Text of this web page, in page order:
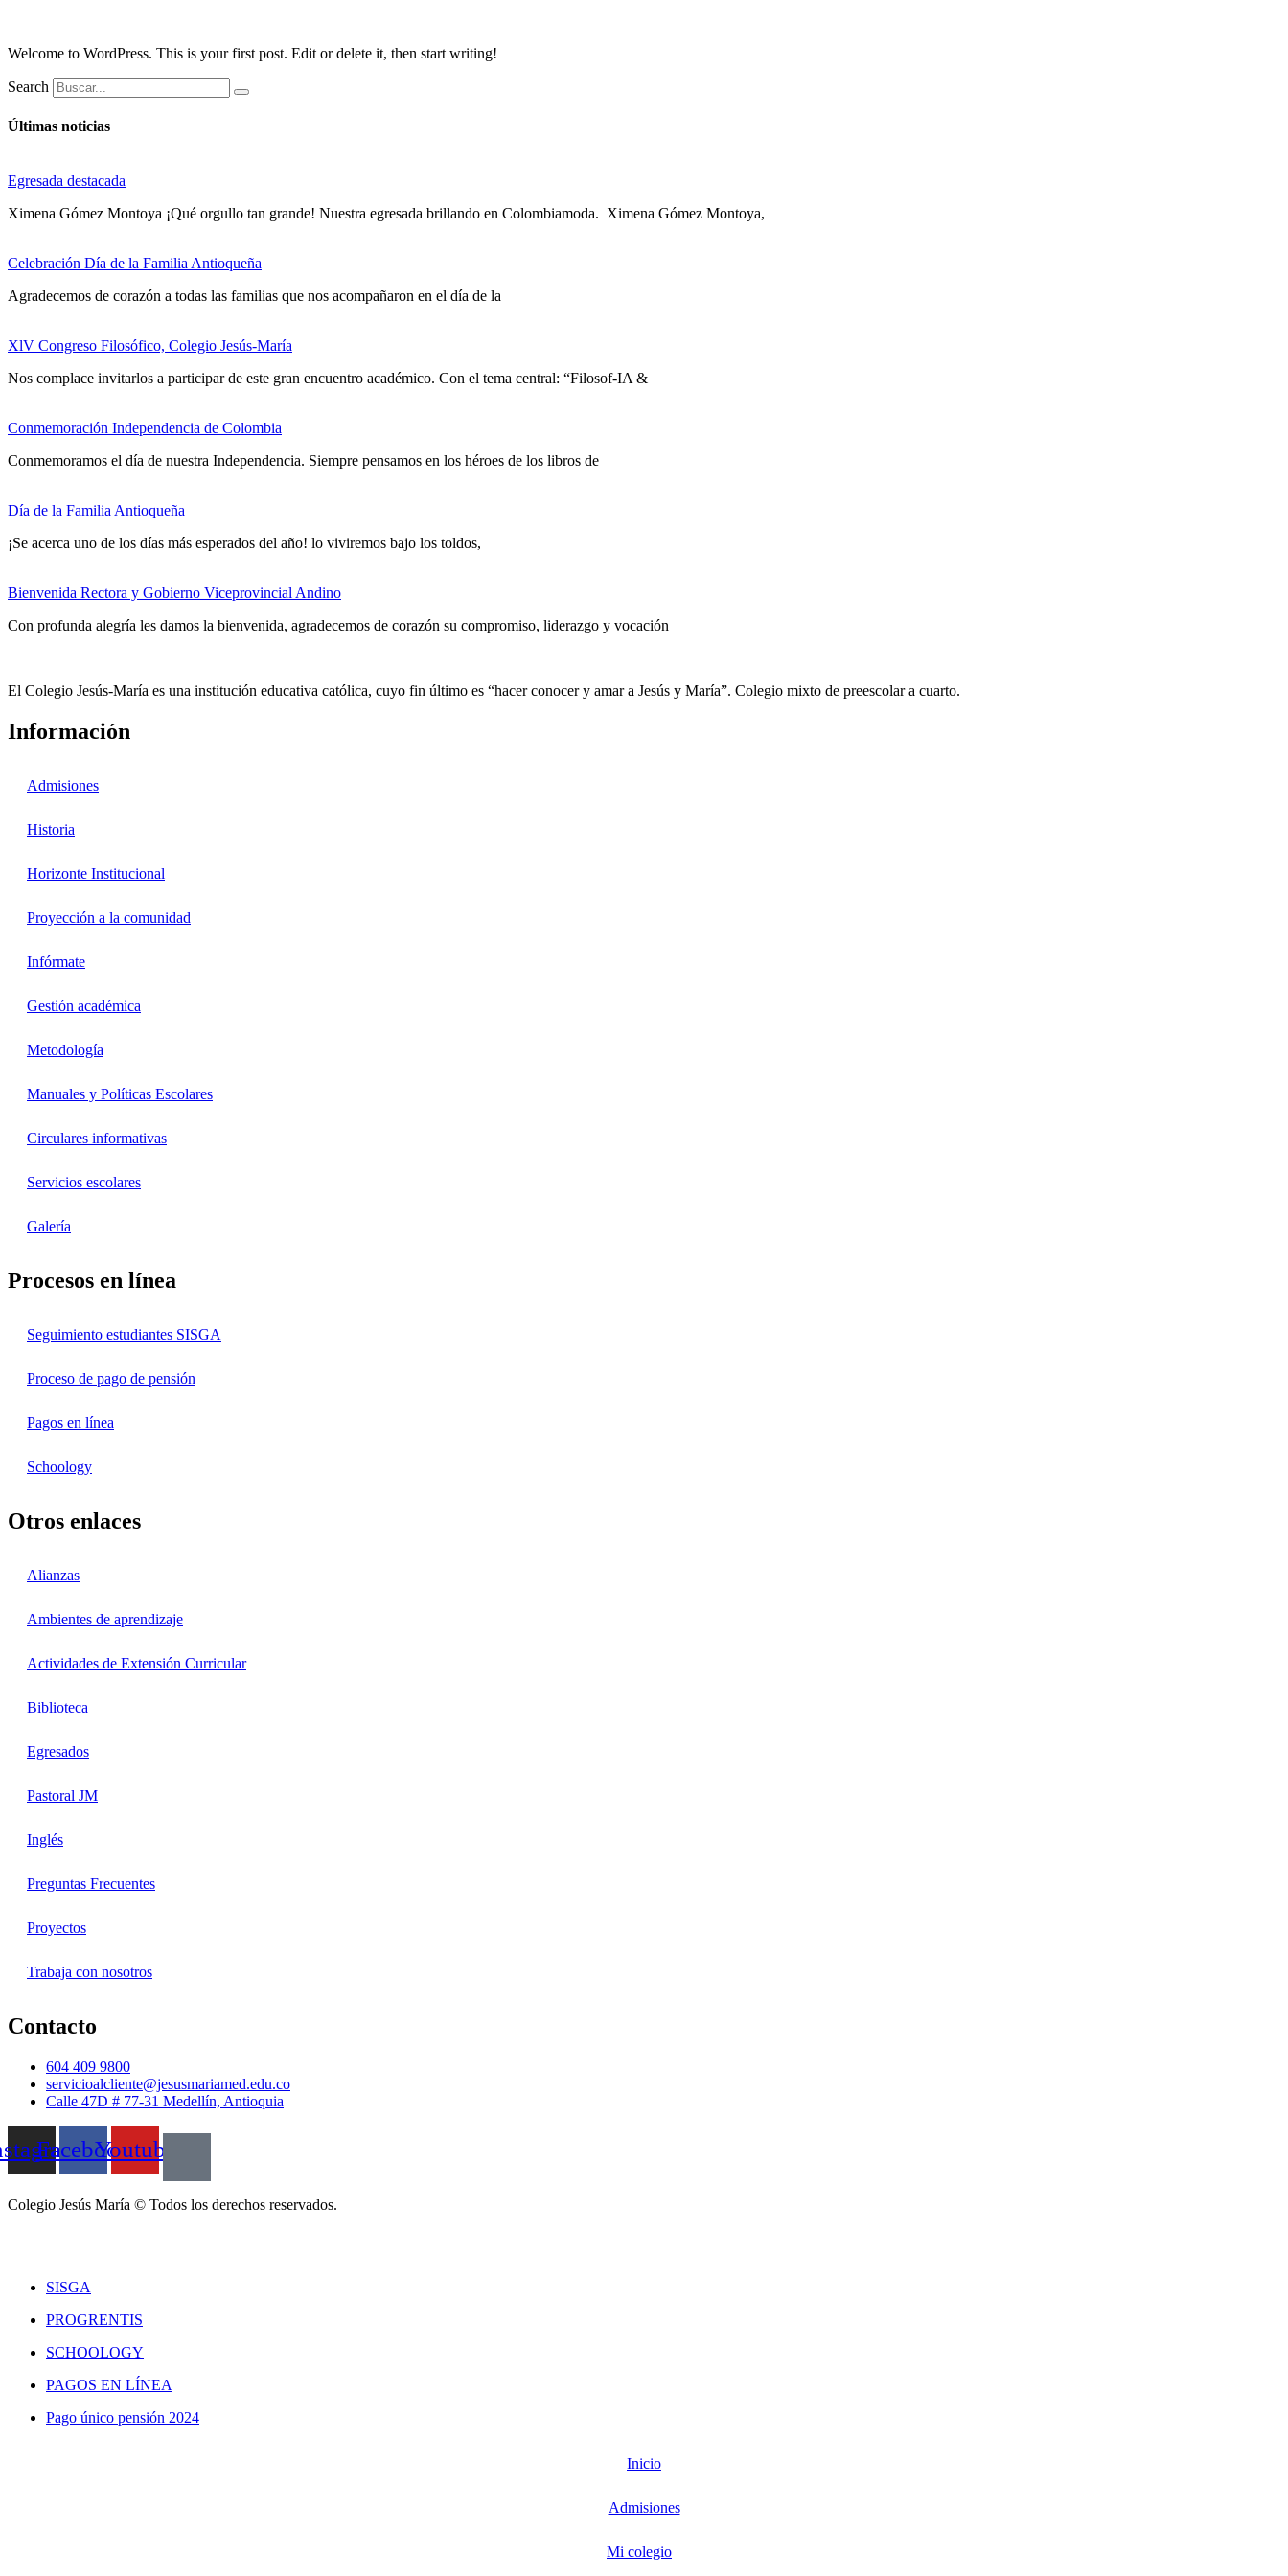
Welcome to WordPress. This is your first post. Edit or delete it, then start writing!
Search
Últimas noticias
Egresada destacada
Ximena Gómez Montoya ¡Qué orgullo tan grande! Nuestra egresada brillando en Colombiamoda. Ximena Gómez Montoya,
Celebración Día de la Familia Antioqueña
Agradecemos de corazón a todas las familias que nos acompañaron en el día de la
XlV Congreso Filosófico, Colegio Jesús-María
Nos complace invitarlos a participar de este gran encuentro académico. Con el tema central: “Filosof-IA &
Conmemoración Independencia de Colombia
Conmemoramos el día de nuestra Independencia. Siempre pensamos en los héroes de los libros de
Día de la Familia Antioqueña
¡Se acerca uno de los días más esperados del año! lo viviremos bajo los toldos,
Bienvenida Rectora y Gobierno Viceprovincial Andino
Con profunda alegría les damos la bienvenida, agradecemos de corazón su compromiso, liderazgo y vocación
El Colegio Jesús-María es una institución educativa católica, cuyo fin último es “hacer conocer y amar a Jesús y María”. Colegio mixto de preescolar a cuarto.
Información
Admisiones
Historia
Horizonte Institucional
Proyección a la comunidad
Infórmate
Gestión académica
Metodología
Manuales y Políticas Escolares
Circulares informativas
Servicios escolares
Galería
Procesos en línea
Seguimiento estudiantes SISGA
Proceso de pago de pensión
Pagos en línea
Schoology
Otros enlaces
Alianzas
Ambientes de aprendizaje
Actividades de Extensión Curricular
Biblioteca
Egresados
Pastoral JM
Inglés
Preguntas Frecuentes
Proyectos
Trabaja con nosotros
Contacto
604 409 9800
servicioalcliente@jesusmariamed.edu.co
Calle 47D # 77-31 Medellín, Antioquia
FacebookYoutube
Colegio Jesús María © Todos los derechos reservados.
SISGA
PROGRENTIS
SCHOOLOGY
PAGOS EN LÍNEA
Pago único pensión 2024
Inicio
Admisiones
Mi colegio